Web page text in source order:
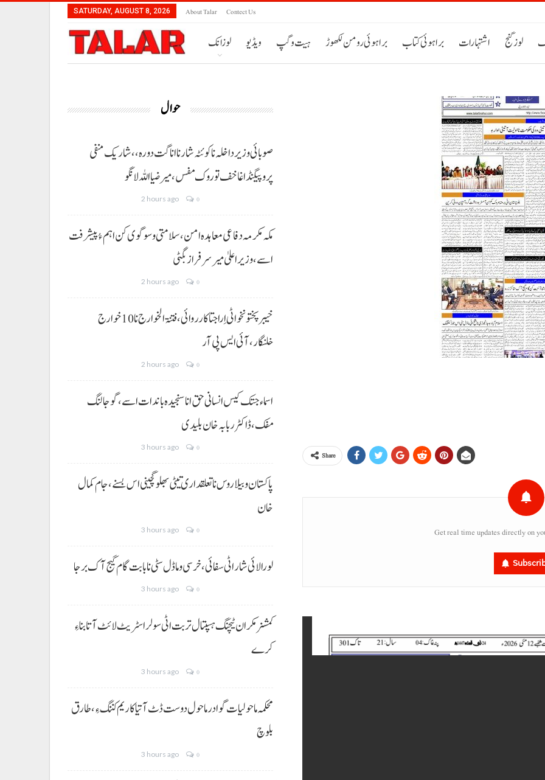
SATURDAY, AUGUST 8, 2026 About Talar Contect Us
لوزانک ویڈیو ہیت و گپ براہوئی رومن لکھوڑ براہوئی کتاب اشتہارات لوز گنج
Share
Get real time updates directly on
حوال
صوبائی وزیر داخلہ نا کوئٹہ شار نا اناگت دورہ،، شاریک منفی
پروپیگنڈا غا خف توروک مفس، میر ضیا اللہ لانگو
2 hours ago 0
مکہ مکرمہ دفاعی معاہدہ امن، سلامتی و سوگوی کن اہم ءُ پیشرفت
اسے،وزیراعلیٰ میر سرفراز بگٹی
2 hours ago 0
خیبر پختونخوا ٹی اِرا جتا کارروائی، فتنۃ الخوارج نا 10خوارج
خلنگار،آئی ایس پی آر
2 hours ago 0
اسماء جتک کیس انسانی حق انا سنجیدہ باندات اسے، گوجالنگ
مفک،ڈاکٹر ربابہ خان بلیدی
3 hours ago 0
پاکستان و بیلاروس نا تعلقداری تیٹی بھلو گچینی اس بسنے، جام کمال
خان
3 hours ago 0
لورالائی شار اٹی سفائی، خرسی و ماڈل سٹی نا بابت گام گیج آک برجا
3 hours ago 0
کمشنر مکران ٹیچنگ ہسپتال تربت اٹی سولر اسٹریٹ لائٹ آتا بناءِ
کرے
3 hours ago 0
محکمہ ماحولیات گوادر ماحول دوست ڈٹ آتیا کاریم کننگ ءِ، طارق
بلوچ
3 hours ago 0